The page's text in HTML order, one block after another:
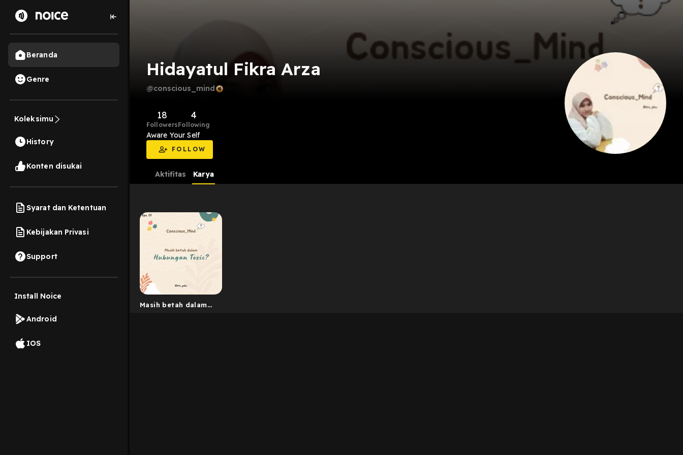
Beranda
Genre
Koleksimu
History
Konten disukai
Syarat dan Ketentuan
Kebijakan Privasi
Support
Install Noice
Android
IOS
Hidayatul Fikra Arza
@conscious_mind
18
Followers
4
Following
Aware Your Self
FOLLOW
Aktifitas Karya
Masih betah dalam